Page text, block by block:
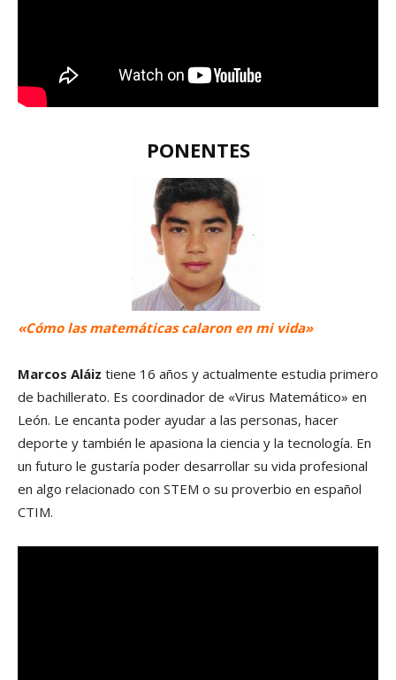
PONENTES
«Cómo las matemáticas calaron en mi vida»
Marcos Aláiz tiene 16 años y actualmente estudia primero
de bachillerato. Es coordinador de «Virus Matemático» en
León. Le encanta poder ayudar a las personas, hacer
deporte y también le apasiona la ciencia y la tecnología. En
un futuro le gustaría poder desarrollar su vida profesional
en algo relacionado con STEM o su proverbio en español
CTIM.